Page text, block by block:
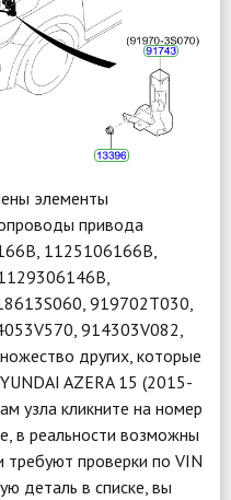
элементы
привода
1125106166B,
919702T030,
914303V082,
других, которые
AZERA 15 (2015-
узла кликните на номер
в реальности возможны
требуют проверки по VIN
деталь в списке, вы